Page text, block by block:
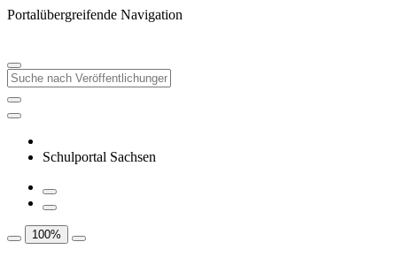
Portalübergreifende Navigation
Schulportal Sachsen
100%